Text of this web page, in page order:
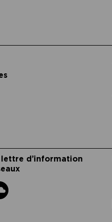
d’information